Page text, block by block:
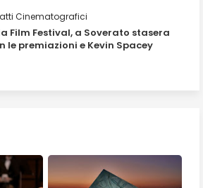
Cinematografici
Film Festival, a Soverato stasera
le premiazioni e Kevin Spacey